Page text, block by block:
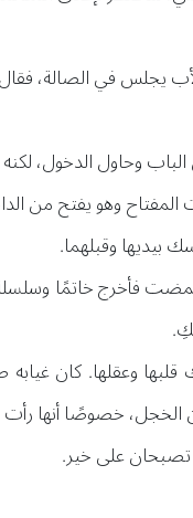
يجلس في الصالة،
وحاول الدخول، لكنه
وهو يفتح من
بيديها وقبلهما.
فأخرج خاتمًا وسلسلة
قلبها وعقلها. كان
الخجل، خصوصًا أنها
تصبحان على خير.